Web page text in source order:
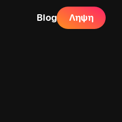
Blog Ληψη